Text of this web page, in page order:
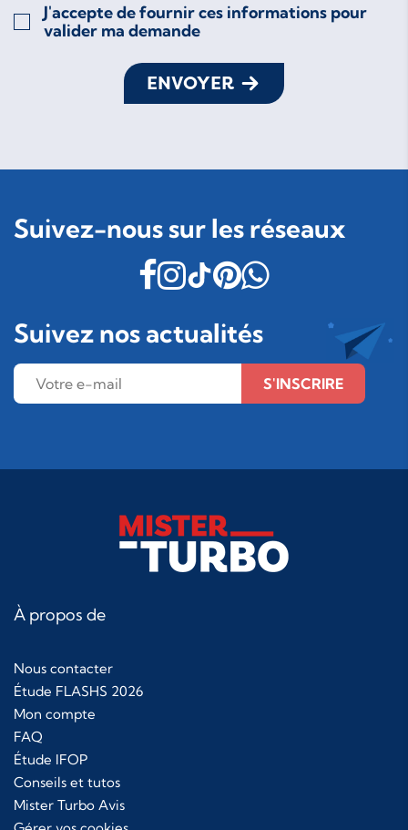
J'accepte de fournir ces informations pour
valider ma demande
ENVOYER
Suivez-nous sur les réseaux
Suivez nos actualités
S'INSCRIRE
À propos de
Nous contacter
Étude FLASHS 2026
Mon compte
FAQ
Étude IFOP
Conseils et tutos
Mister Turbo Avis